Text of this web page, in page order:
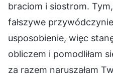
braciom i siostrom.
fałszywe
usposobienie, więc
obliczem i pomodliłam
za razem naruszałam